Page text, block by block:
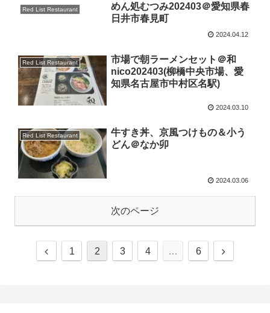
Red List Restaurant
めん処むつみ202403＠愛知県春
日井市春見町
2024.04.12
Red List Restaurant
市場で朝ラーメンセット＠和
nico202403(柳橋中央市場、愛
知県名古屋市中村区名駅)
2024.03.10
Red List Restaurant
牛すき丼、京風つけもの＆小う
どん＠なか卯
2024.03.06
次のページ
1 2 3 4 … 6